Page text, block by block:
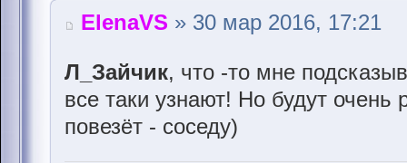
ElenaVS » 30 мар 2016, 17:21
Л_Зайчик, что -то мне
все таки узнают! Но будут
повезёт - соседу)